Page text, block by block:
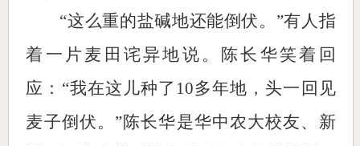
“这么重的盐碱地还能倒伏。”有人指
着一片麦田诧异地说。陈长华笑着回
应：“我在这儿种了10多年地，头一回见
麦子倒伏。”陈长华是华中农大校友、新